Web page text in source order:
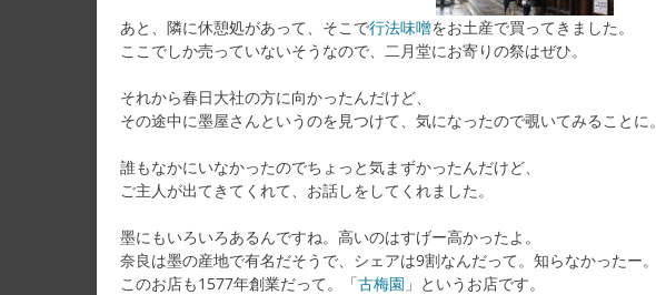
あと、隣に休憩処があって、そこで行法味噌をお土産で買ってきました。
ここでしか売っていないそうなので、二月堂にお寄りの祭はぜひ。
それから春日大社の方に向かったんだけど、
その途中に墨屋さんというのを見つけて、気になったので覗いてみることに。
誰もなかにいなかったのでちょっと気まずかったんだけど、
ご主人が出てきてくれて、お話しをしてくれました。
墨にもいろいろあるんですね。高いのはすげー高かったよ。
奈良は墨の産地で有名だそうで、シェアは9割なんだって。知らなかったー。
このお店も1577年創業だって。「古梅園 」というお店です。